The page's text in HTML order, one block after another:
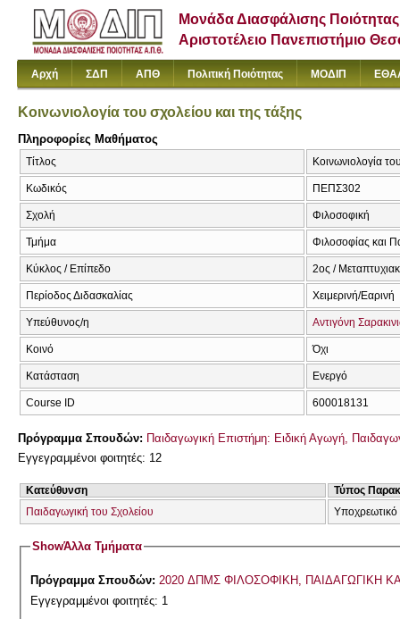
Μονάδα Διασφάλισης Ποιότητας
Αριστοτέλειο Πανεπιστήμιο
Αρχή ΣΔΠ ΑΠΘ Πολιτική Ποιότητας ΜΟΔΙΠ
Κοινωνιολογία του σχολείου και της τάξης
Πληροφορίες Μαθήματος
Τίτλος Κοινωνιολογία
Κωδικός ΠΕΠΣ302
Σχολή Φιλοσοφική
Τμήμα Φιλοσοφίας και
Κύκλος / Επίπεδο 2ος /
Περίοδος Διδασκαλίας Χειμερινή/Εαρινή
Υπεύθυνος/η Αντιγόνη
Κοινό Όχι
Κατάσταση Ενεργό
Course ID 600018131
Πρόγραμμα Σπουδών: Παιδαγωγική Επιστήμη: Ειδική Αγωγή,
Εγγεγραμμένοι φοιτητές: 12
Κατεύθυνση
Τύπος
Παιδαγωγική του Σχολείου
Υποχρεωτικό
ShowΆλλα Τμήματα
Πρόγραμμα Σπουδών:2020 ΔΠΜΣ ΦΙΛΟΣΟΦΙΚΗ, ΠΑΙΔΑΓΩΓΙΚΗ
Εγγεγραμμένοι φοιτητές: 1